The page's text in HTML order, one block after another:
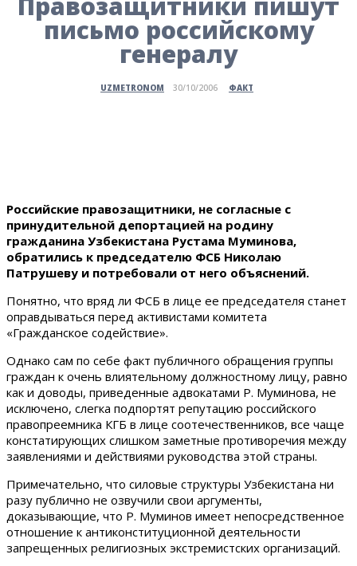
письмо российскому
генералу
UZMETRONOM 30/10/2006 ФАКТ
Российские правозащитники, не согласные с
принудительной депортацией на родину
гражданина Узбекистана Рустама Муминова,
обратились к председателю ФСБ Николаю
Патрушеву и потребовали от него объяснений.
Понятно, что вряд ли ФСБ в лице ее председателя станет
оправдываться перед активистами комитета
«Гражданское содействие».
Однако сам по себе факт публичного обращения группы
граждан к очень влиятельному должностному лицу, равно
как и доводы, приведенные адвокатами Р. Муминова, не
исключено, слегка подпортят репутацию российского
правопреемника КГБ в лице соотечественников, все чаще
констатирующих слишком заметные противоречия между
заявлениями и действиями руководства этой страны.
Примечательно, что силовые структуры Узбекистана ни
разу публично не озвучили свои аргументы,
доказывающие, что Р. Муминов имеет непосредственное
отношение к антиконституционной деятельности
запрещенных религиозных экстремистских организаций.